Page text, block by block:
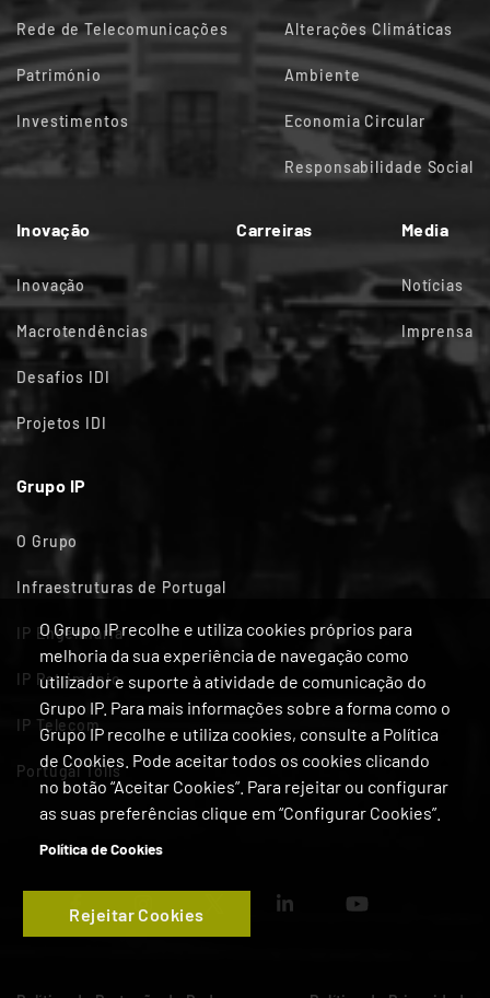
O Grupo IP recolhe e utiliza cookies próprios para
melhoria da sua experiência de navegação como
utilizador e suporte à atividade de comunicação do
Grupo IP. Para mais informações sobre a forma como o
Grupo IP recolhe e utiliza cookies, consulte a Política
de Cookies. Pode aceitar todos os cookies clicando
no botão “Aceitar Cookies”. Para rejeitar ou configurar
as suas preferências clique em “Configurar Cookies”.
Política de Cookies
Rejeitar Cookies
Rede de Telecomunicações
Património
Investimentos
Alterações Climáticas
Ambiente
Economia Circular
Responsabilidade Social
Inovação
Inovação
Macrotendências
Desafios IDI
Projetos IDI
Carreiras Media
Notícias
Imprensa
Grupo IP
O Grupo
Infraestruturas de Portugal
IP Engenharia
IP Património
IP Telecom
Portugal Tolls